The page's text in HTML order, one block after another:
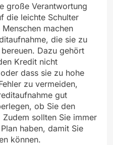
große Verantwortung
die leichte Schulter
machen
die sie zu
Dazu gehört
Kredit nicht
dass sie zu hohe
zu vermeiden,
gut
ob Sie den
sollten Sie immer
haben, damit Sie
können.